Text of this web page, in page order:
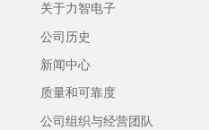
关于力智电子
公司历史
新闻中心
质量和可靠度
公司组织与经营团队